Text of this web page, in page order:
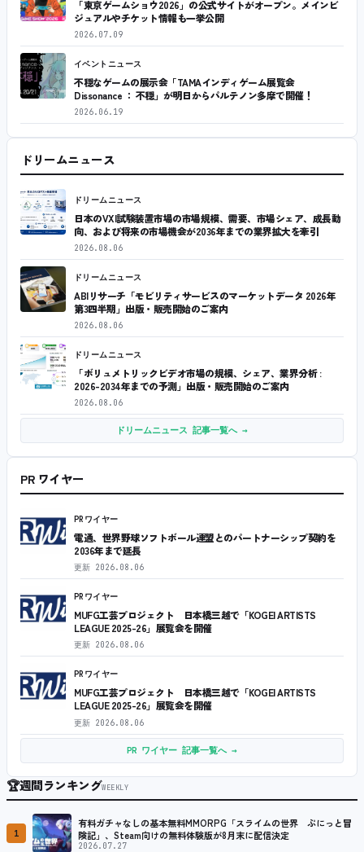
「東京ゲームショウ2026」の公式サイトがオープン。メインビ
ジュアルやチケット情報も一挙公開
2026.07.09
イベントニュース
不穏なゲームの展示会「TAMAインディゲーム展覧会
Dissonance ： 不穏」が明日からパルテノン多摩で開催！
2026.06.19
ドリームニュース
ドリームニュース
日本のVXI試験装置市場の市場規模、需要、市場シェア、成長動
向、および将来の市場機会が2036年までの業界拡大を牽引
2026.08.06
ドリームニュース
ABIリサーチ「モビリティサービスのマーケットデータ 2026年
第3四半期」出版・販売開始のご案内
2026.08.06
ドリームニュース
「ボリュメトリックビデオ市場の規模、シェア、業界分析 :
2026-2034年までの予測」出版・販売開始のご案内
2026.08.06
ドリームニュース 記事一覧へ →
PR ワイヤー
PRワイヤー
電通、世界野球ソフトボール連盟とのパートナーシップ契約を
2036年まで延長
更新 2026.08.06
PRワイヤー
MUFG工芸プロジェクト 日本橋三越で「KOGEI ARTISTS
LEAGUE 2025-26」展覧会を開催
更新 2026.08.06
PRワイヤー
MUFG工芸プロジェクト 日本橋三越で「KOGEI ARTISTS
LEAGUE 2025-26」展覧会を開催
更新 2026.08.06
PR ワイヤー 記事一覧へ →
🏆週間ランキングWEEKLY
1
有料ガチャなしの基本無料MMORPG「スライムの世界 ぷにっと冒
険記」、Steam向けの無料体験版が8月末に配信決定
2026.07.27